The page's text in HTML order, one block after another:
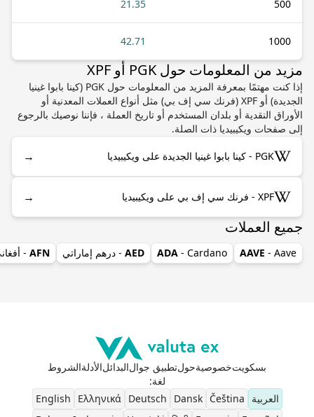
500
21.35
1000
42.71
مزيد من المعلومات حول PGK أو XPF
إذا كنت مهتمًا بمعرفة المزيد من المعلومات حول PGK (كينا بابوا غينيا
الجديدة) أو XPF (فرنك سي إف بي) مثل أنواع العملات المعدنية أو
الأوراق النقدية أو بلدان المستخدم أو تاريخ العملة ، فإننا نوصيك بالرجوع
إلى صفحات ويكيبيديا ذات الصلة.
PGK - كينا بابوا غينيا الجديدة على ويكيبيديا →
XPF - فرنك سي إف بي على ويكيبيديا →
جميع العملات
AAVE - Aave
ADA - Cardano
AED - درهم إماراتي AFN
-
بسكويتخصوصيةحولتطبيق جوالالبدائلالأدلةالشروط
لغة:
العربية
Čeština
Dansk
Deutsch
Ελληνικά
English